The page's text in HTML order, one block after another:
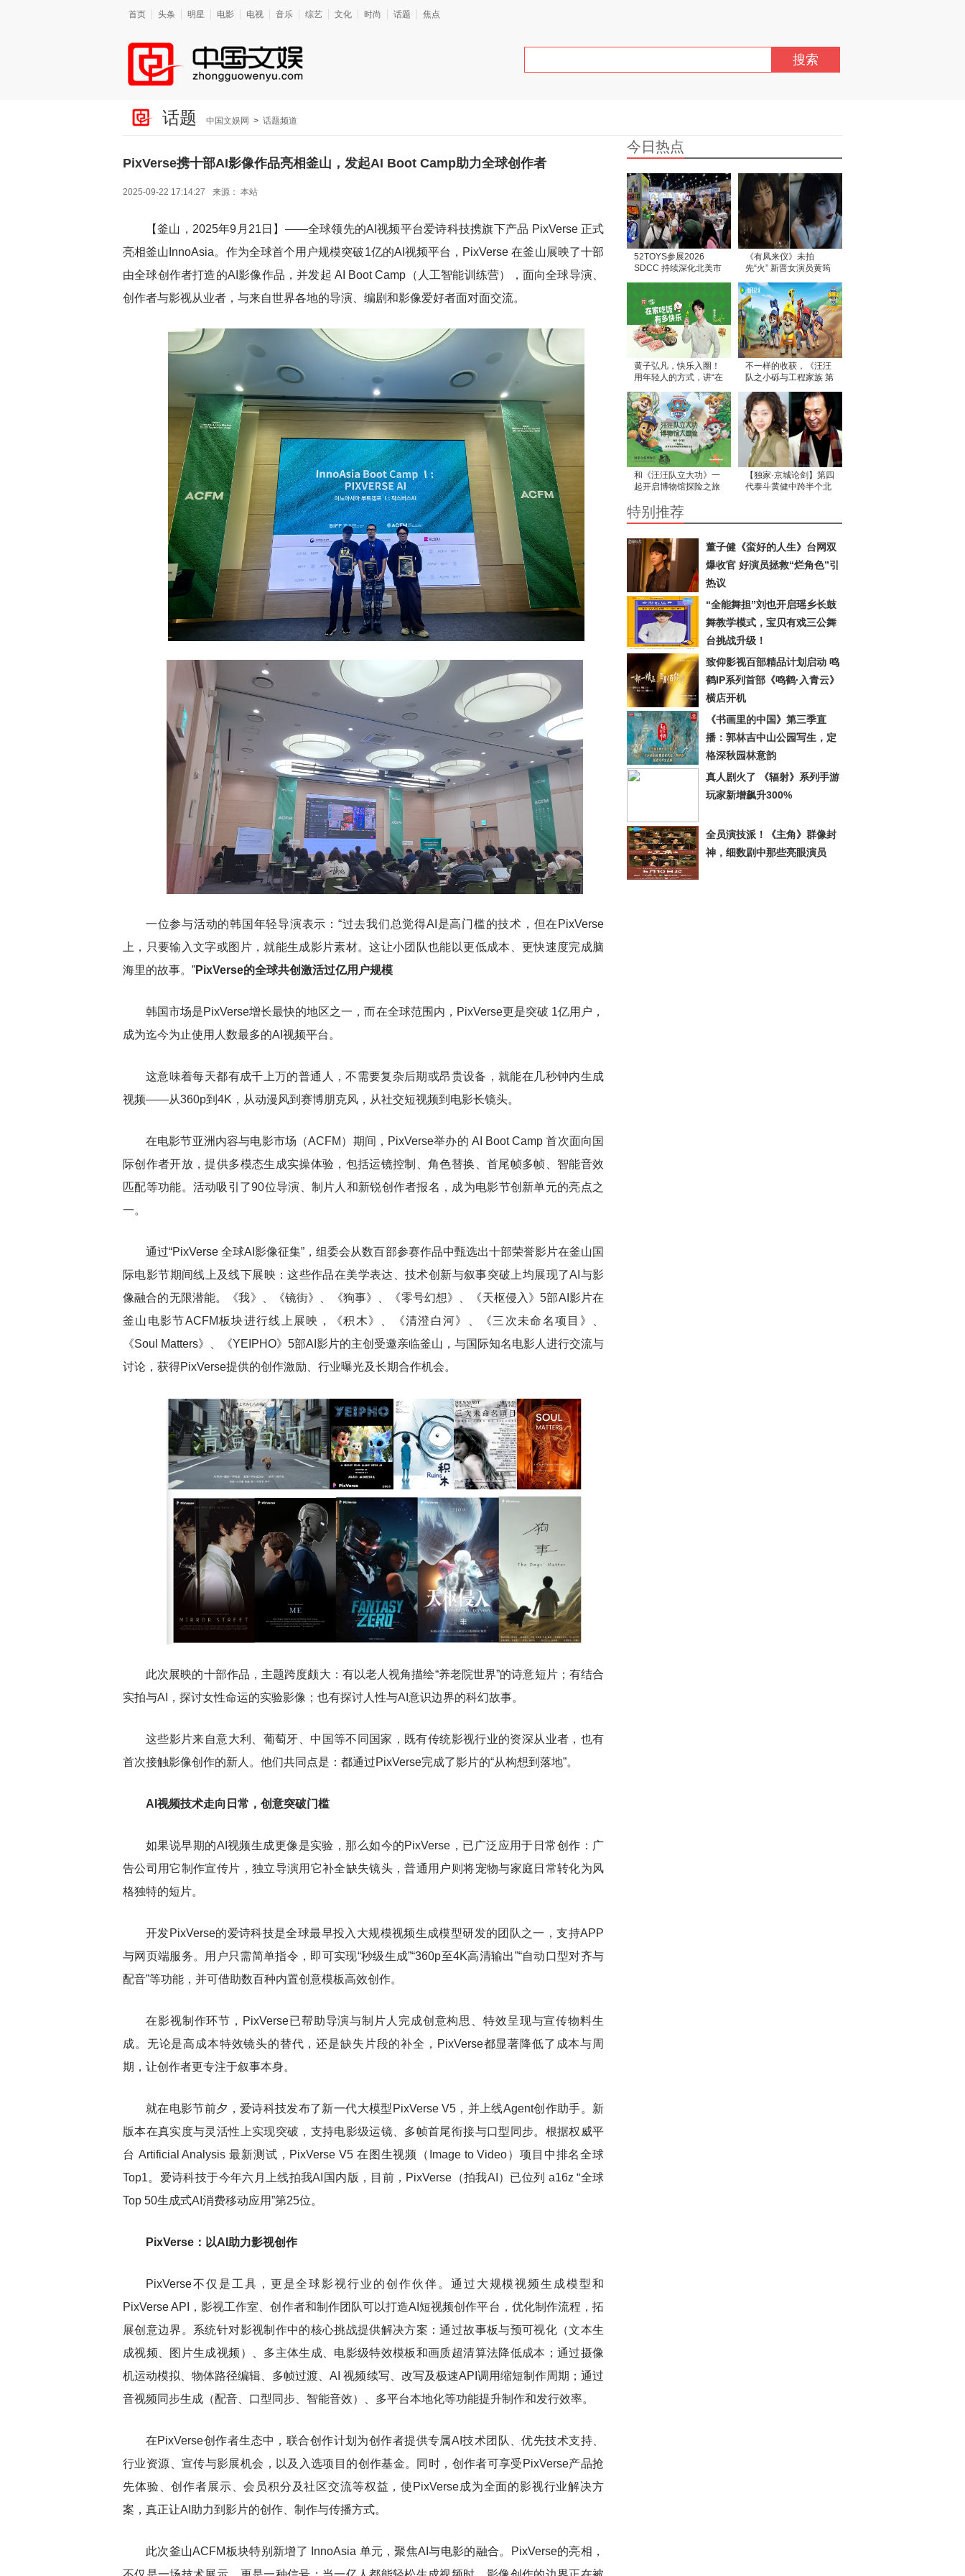
首页 头条 明星 电影 电视 音乐 综艺 文化 时尚 话题 焦点
搜索
话题 中国文娱网 > 话题频道
PixVerse携十部AI影像作品亮相釜山，发起AI Boot Camp助力全球创作者
2025-09-22 17:14:27 来源： 本站
【釜山， 2025年9月21日】——全球领先的AI视频平台爱诗科技携旗下产品 PixVerse 正式
亮相釜山InnoAsia。作为全球首个用户规模突破1亿的AI视频平台，PixVerse 在釜山展映了十部
由全球创作者打造的AI影像作品，并发起 AI Boot Camp（人工智能训练营），面向全球导演、
创作者与影视从业者，与来自世界各地的导演、编剧和影像爱好者面对面交流。
一位参与活动的韩国年轻导演表示： “过去我们总觉得AI是高门槛的技术，但在PixVerse
上，只要输入文字或图片，就能生成影片素材。这让小团队也能以更低成本、更快速度完成脑
海里的故事。”PixVerse的全球共创激活过亿用户规模
韩国市场是PixVerse增长最快的地区之一，而在全球范围内，PixVerse更是突破 1亿用户，
成为迄今为止使用人数最多的AI视频平台。
这意味着每天都有成千上万的普通人，不需要复杂后期或昂贵设备，就能在几秒钟内生成
视频——从360p到4K，从动漫风到赛博朋克风，从社交短视频到电影长镜头。
在电影节亚洲内容与电影市场（ACFM）期间，PixVerse举办的 AI Boot Camp 首次面向国
际创作者开放，提供多模态生成实操体验，包括运镜控制、角色替换、首尾帧多帧、智能音效
匹配等功能。活动吸引了90位导演、制片人和新锐创作者报名，成为电影节创新单元的亮点之
一。
通过“PixVerse 全球AI影像征集”，组委会从数百部参赛作品中甄选出十部荣誉影片在釜山国
际电影节期间线上及线下展映：这些作品在美学表达、技术创新与叙事突破上均展现了AI与影
像融合的无限潜能。《我》、《镜街》、《狗事》、《零号幻想》、《天枢侵入》5部AI影片在
釜山电影节ACFM板块进行线上展映，《积木》、《清澄白河》、《三次未命名项目》、
《Soul Matters》、《YEIPHO》5部AI影片的主创受邀亲临釜山，与国际知名电影人进行交流与
讨论，获得PixVerse提供的创作激励、行业曝光及长期合作机会。
此次展映的十部作品，主题跨度颇大：有以老人视角描绘“养老院世界”的诗意短片；有结合
实拍与AI，探讨女性命运的实验影像；也有探讨人性与AI意识边界的科幻故事。
这些影片来自意大利、葡萄牙、中国等不同国家，既有传统影视行业的资深从业者，也有
首次接触影像创作的新人。他们共同点是：都通过PixVerse完成了影片的“从构想到落地”。
AI视频技术走向日常，创意突破门槛
如果说早期的AI视频生成更像是实验，那么如今的PixVerse，已广泛应用于日常创作：广
告公司用它制作宣传片，独立导演用它补全缺失镜头，普通用户则将宠物与家庭日常转化为风
格独特的短片。
开发PixVerse的爱诗科技是全球最早投入大规模视频生成模型研发的团队之一，支持APP
与网页端服务。用户只需简单指令，即可实现“秒级生成”“360p至4K高清输出”“自动口型对齐与
配音”等功能，并可借助数百种内置创意模板高效创作。
在影视制作环节， PixVerse已帮助导演与制片人完成创意构思、特效呈现与宣传物料生
成。无论是高成本特效镜头的替代，还是缺失片段的补全，PixVerse都显著降低了成本与周
期，让创作者更专注于叙事本身。
就在电影节前夕，爱诗科技发布了新一代大模型 PixVerse V5，并上线Agent创作助手。新
版本在真实度与灵活性上实现突破，支持电影级运镜、多帧首尾衔接与口型同步。根据权威平
台 Artificial Analysis 最新测试，PixVerse V5 在图生视频（Image to Video）项目中排名全球
Top1。爱诗科技于今年六月上线拍我AI国内版， 目前， PixVerse（拍我AI）已位列 a16z “全球
Top 50生成式AI消费移动应用”第25位。
PixVerse：以AI助力影视创作
PixVerse不仅是工具，更是全球影视行业的创作伙伴。通过大规模视频生成模型和
PixVerse API，影视工作室、创作者和制作团队可以打造AI短视频创作平台，优化制作流程，拓
展创意边界。系统针对影视制作中的核心挑战提供解决方案：通过故事板与预可视化（文本生
成视频、图片生成视频）、多主体生成、电影级特效模板和画质超清算法降低成本；通过摄像
机运动模拟、物体路径编辑、多帧过渡、AI 视频续写、改写及极速API调用缩短制作周期；通过
音视频同步生成（配音、口型同步、智能音效）、多平台本地化等功能提升制作和发行效率。
在PixVerse创作者生态中，联合创作计划为创作者提供专属AI技术团队、优先技术支持、
行业资源、宣传与影展机会，以及入选项目的创作基金。同时，创作者可享受PixVerse产品抢
先体验、创作者展示、会员积分及社区交流等权益，使PixVerse成为全面的影视行业解决方
案，真正让AI助力到影片的创作、制作与传播方式。
此次釜山ACFM板块特别新增了 InnoAsia 单元，聚焦AI与电影的融合。PixVerse的亮相，
今日热点
52TOYS参展2026
SDCC 持续深化北美市
《有凤来仪》未拍
先“火” 新晋女演员黄筠
信风波争先惊动部分媒
体
黄子弘凡，快乐入圈！
用年轻人的方式，讲“在
不一样的收获，《汪汪
队之小砾与工程家族 第
事中生根
和《汪汪队立大功》一
起开启博物馆探险之旅
然博物馆携手合作，为
孩子们带来一场探索之
【独家·京城论剑】第四
代泰斗黄健中跨半个北
施》
特别推荐
董子健《蛮好的人生》台网双
爆收官 好演员拯救“烂角色”引
热议
“全能舞担”刘也开启瑶乡长鼓
舞教学模式，宝贝有戏三公舞
台挑战升级！
致仰影视百部精品计划启动 鸣
鹤IP系列首部《鸣鹤·入青云》
横店开机
《书画里的中国》第三季直
播：郭林吉中山公园写生，定
格深秋园林意韵
真人剧火了 《辐射》系列手游
玩家新增飙升300%
全员演技派！《主角》群像封
神，细数剧中那些亮眼演员